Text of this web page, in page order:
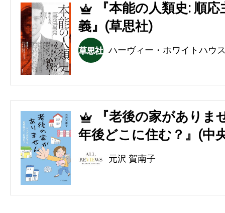
4
『本能の人類史: 順
義』(草思社)
ハーヴィー・ホワイトハウ
5
『老後の家があり
年後どこに住む？』(中
元沢 賀南子